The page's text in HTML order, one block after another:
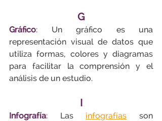
G
Gráfico: Un gráfico es una
representación visual de datos que
utiliza formas, colores y diagramas
para facilitar la comprensión y el
análisis de un estudio.
I
Infografía: Las infografías son